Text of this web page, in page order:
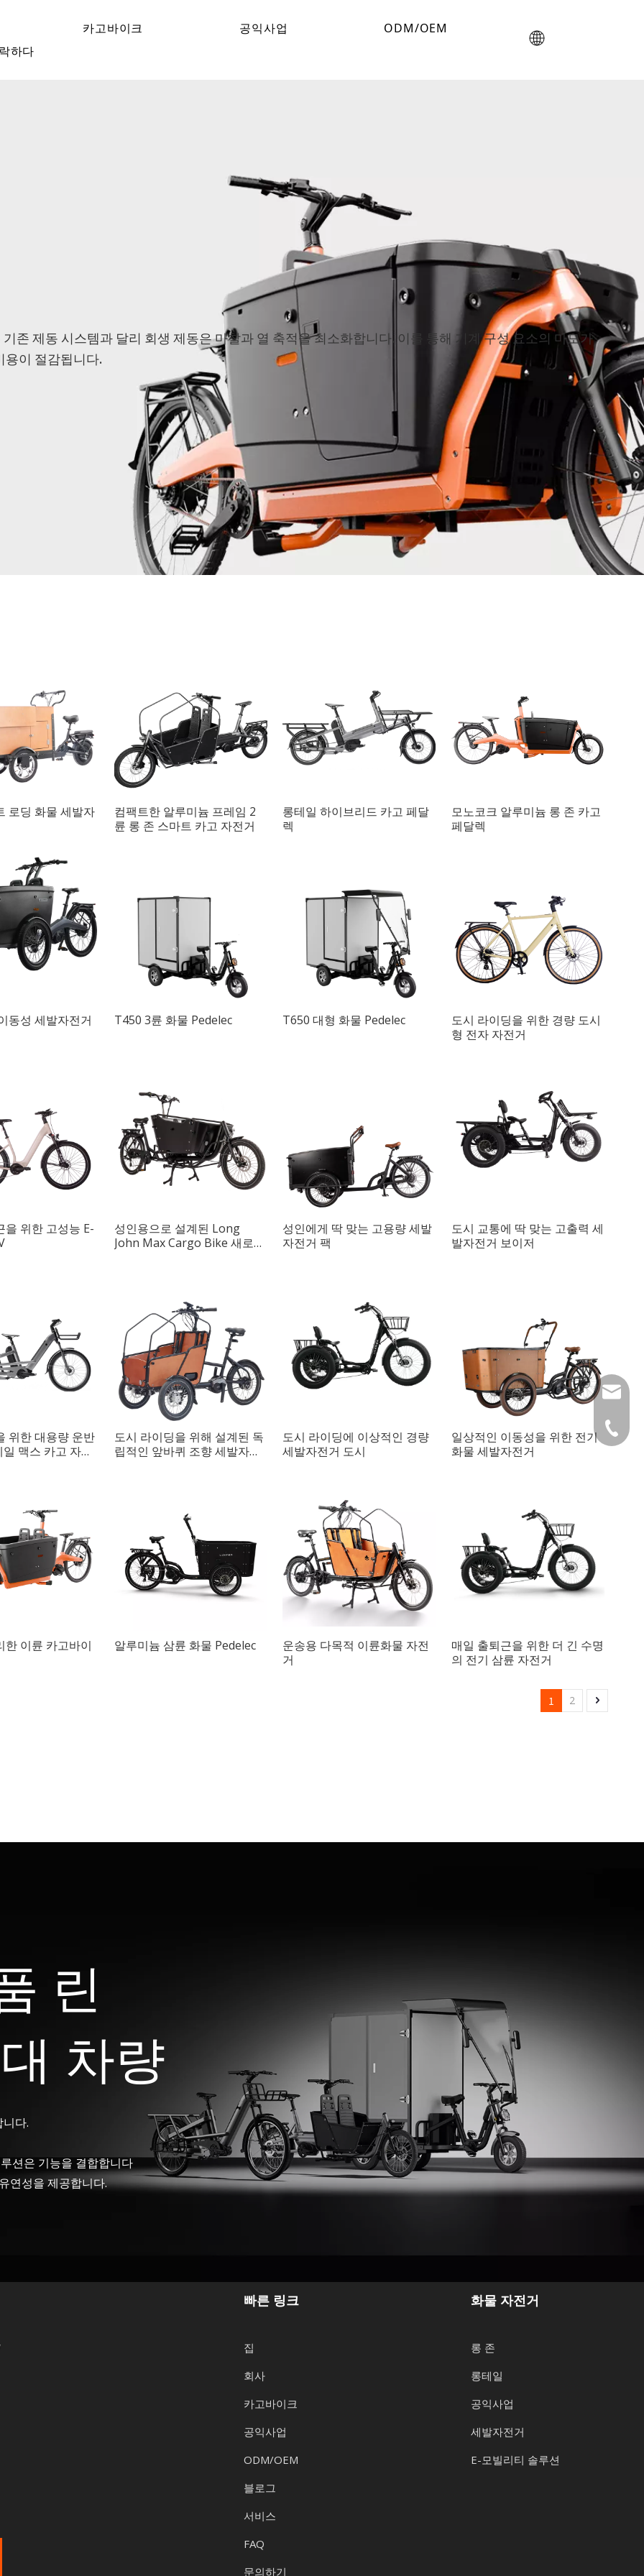
카고바이크 공익사업
ODM/OEM
하다
존 제동 시스템과 달리 회생 제동은 마찰과 열 축적을 최소화합니다. 이를 통해 기계 구성 요소의 마모가
용이 절감됩니다.
로딩 화물 세발자
컴팩트한 알루미늄 프레임 2
륜 롱 존 스마트 카고 자전거
롱테일 하이브리드 카고 페달
렉
모노코크 알루미늄 롱 존 카고
페달렉
동성 세발자전거 T450 3륜 화물 Pedelec T650 대형 화물 Pedelec
도시 라이딩을 위한 경량 도시
형 전자 자전거
을 위한 고성능 E-
성인용으로 설계된 Long
John Max Cargo Bike 새로
성인에게 딱 맞는 고용량 세발
자전거 팩
도시 교통에 딱 맞는 고출력 세
발자전거 보이저
위한 대용량 운반
맥스 카고 자전
도시 라이딩을 위해 설계된 독
립적인 앞바퀴 조향 세발자전
도시 라이딩에 이상적인 경량
세발자전거 도시
일상적인 이동성을 위한 전기
화물 세발자전거
한 이륜 카고바이
알루미늄 삼륜 화물 Pedelec
운송용 다목적 이륜화물 자전
거
매일 출퇴근을 위한 더 긴 수명
의 전기 삼륜 자전거
1 2
린
차량
다.
션은 기능을 결합합니다
연성을 제공합니다.
+49
빠른 링크
집
회사
카고바이크
공익사업
ODM/OEM
블로그
서비스
FAQ
문의하기
화물 자전거
롱 존
롱테일
공익사업
세발자전거
E-모빌리티 솔루션